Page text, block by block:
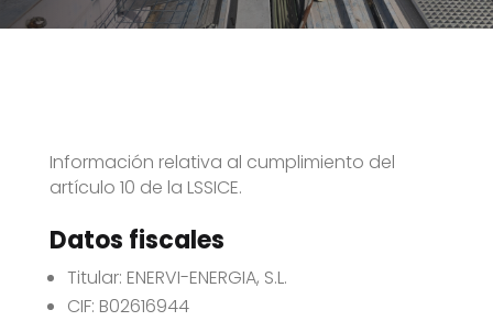
Información relativa al cumplimiento del
artículo 10 de la LSSICE.
Datos fiscales
Titular: ENERVI-ENERGIA, S.L.
CIF: B02616944